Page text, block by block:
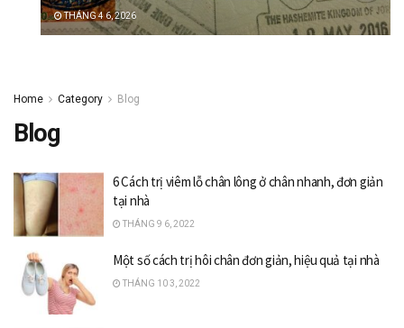
THÁNG 4 6, 2026
Home Category Blog
Blog
6 Cách trị viêm lỗ chân lông ở chân nhanh, đơn giản
tại nhà
THÁNG 9 6, 2022
Một số cách trị hôi chân đơn giản, hiệu quả tại nhà
THÁNG 10 3, 2022